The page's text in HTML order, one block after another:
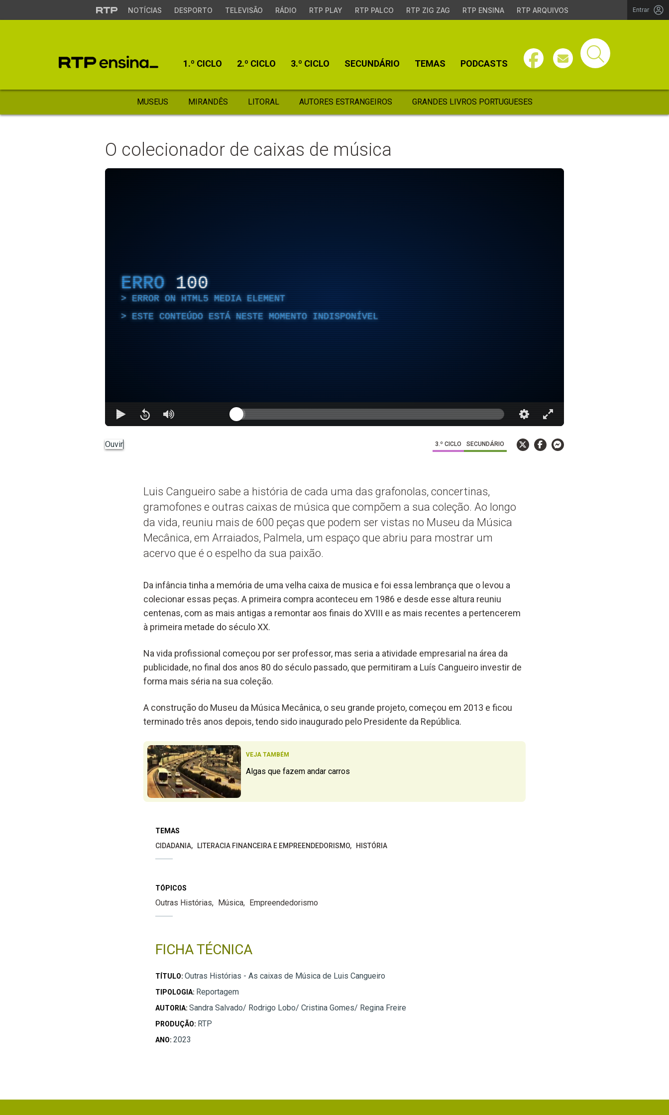
NOTÍCIAS DESPORTO TELEVISÃO RÁDIO RTP PLAY RTP PALCO RTP ZIG ZAG RTP ENSINA RTP ARQUIVOS Entrar
1.º CICLO 2.º CICLO 3.º CICLO SECUNDÁRIO TEMAS PODCASTS
MUSEUS MIRANDÊS LITORAL AUTORES ESTRANGEIROS GRANDES LIVROS PORTUGUESES
O colecionador de caixas de música
ERRO 100
ERROR ON HTML5 MEDIA ELEMENT
ESTE CONTEÚDO ESTÁ NESTE MOMENTO INDISPONÍVEL
Ouvir 3.º CICLO SECUNDÁRIO
Luis Cangueiro sabe a história de cada uma das grafonolas, concertinas,
gramofones e outras caixas de música que compõem a sua coleção. Ao longo
da vida, reuniu mais de 600 peças que podem ser vistas no Museu da Música
Mecânica, em Arraiados, Palmela, um espaço que abriu para mostrar um
acervo que é o espelho da sua paixão.
Da infância tinha a memória de uma velha caixa de musica e foi essa lembrança que o levou a
colecionar essas peças. A primeira compra aconteceu em 1986 e desde esse altura reuniu
centenas, com as mais antigas a remontar aos finais do XVIII e as mais recentes a pertencerem
à primeira metade do século XX.
Na vida profissional começou por ser professor, mas seria a atividade empresarial na área da
publicidade, no final dos anos 80 do século passado, que permitiram a Luís Cangueiro investir de
forma mais séria na sua coleção.
A construção do Museu da Música Mecânica, o seu grande projeto, começou em 2013 e ficou
terminado três anos depois, tendo sido inaugurado pelo Presidente da República.
VEJA TAMBÉM
Algas que fazem andar carros
TEMAS
CIDADANIA
LITERACIA FINANCEIRA E EMPREENDEDORISMO HISTÓRIA
TÓPICOS
Outras Histórias Música Empreendedorismo
FICHA TÉCNICA
TÍTULO: Outras Histórias - As caixas de Música de Luis Cangueiro
TIPOLOGIA: Reportagem
AUTORIA: Sandra Salvado/ Rodrigo Lobo/ Cristina Gomes/ Regina Freire
PRODUÇÃO: RTP
ANO: 2023